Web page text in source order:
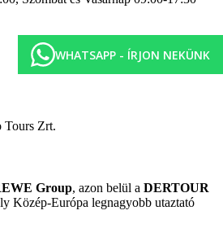
napernyők (ingyenes), strandtörölközők
térítés ellenében
WHATSAPP - ÍRJON NEKÜNK
Zrt.
Group, azon belül a DERTOUR
Közép-Európa legnagyobb utaztató